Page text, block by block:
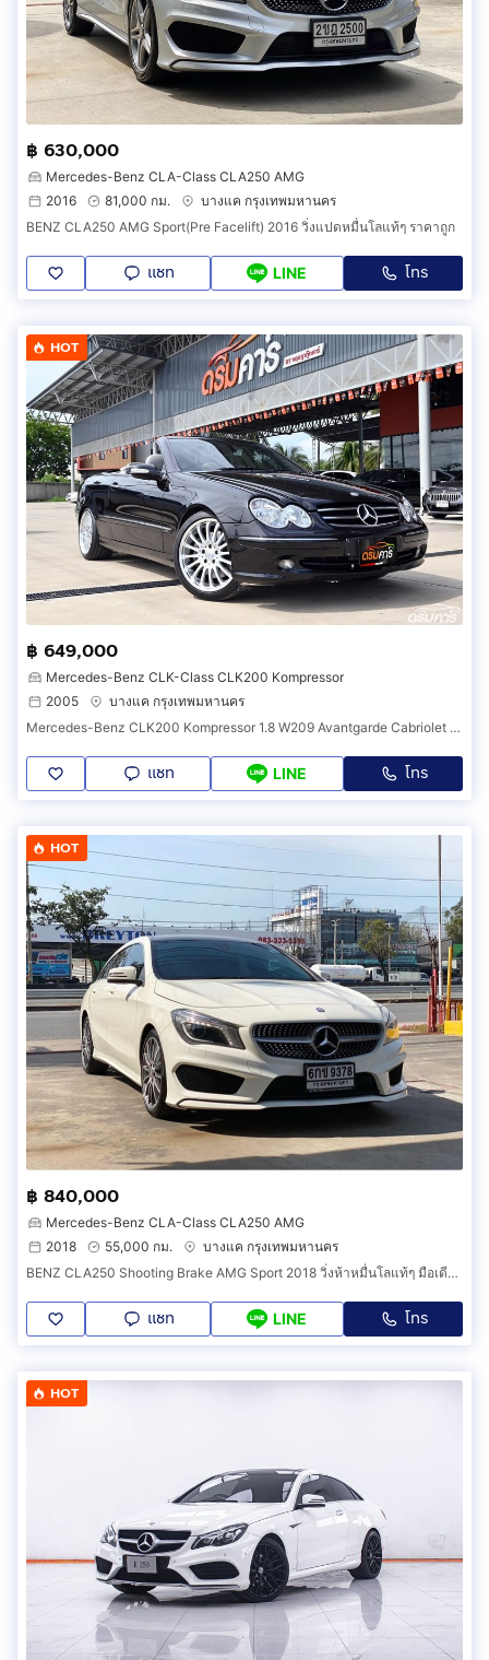
฿ 630,000
Mercedes-Benz CLA-Class CLA250 AMG
2016
81,000 กม.
บางแค กรุงเทพมหานคร
BENZ CLA250 AMG Sport(Pre Facelift) 2016 วิ่งแปดหมื่นโลแท้ๆ ราคาถูก
แชท LINE โทร
HOT
฿ 649,000
Mercedes-Benz CLK-Class CLK200 Kompressor
2005
บางแค กรุงเทพมหานคร
Mercedes-Benz CLK200 Kompressor 1.8 W209 Avantgarde Cabriolet ปี 2005 เปิดประทุนไฟฟ้า รถเจ้าของโชว์รูม รหัสสินค้า CEBC
แชท LINE โทร
HOT
฿ 840,000
Mercedes-Benz CLA-Class CLA250 AMG
2018
55,000 กม.
บางแค กรุงเทพมหานคร
BENZ CLA250 Shooting Brake AMG Sport 2018 วิ่งห้าหมื่นโลแท้ๆ มือเดียวสภาพป้ายแดง
แชท LINE โทร
HOT